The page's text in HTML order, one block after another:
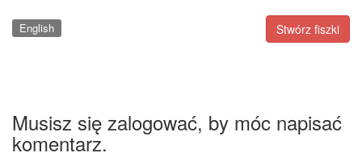
Stwórz fiszki
English
Musisz się zalogować, by móc napisać
komentarz.